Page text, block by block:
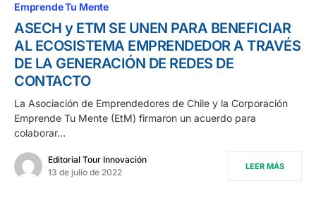
Emprende Tu Mente
ASECH y ETM SE UNEN PARA BENEFICIAR
AL ECOSISTEMA EMPRENDEDOR A TRAVÉS
DE LA GENERACIÓN DE REDES DE
CONTACTO
La Asociación de Emprendedores de Chile y la Corporación
Emprende Tu Mente (EtM) firmaron un acuerdo para
colaborar…
Editorial Tour Innovación
13 de julio de 2022
LEER MÁS